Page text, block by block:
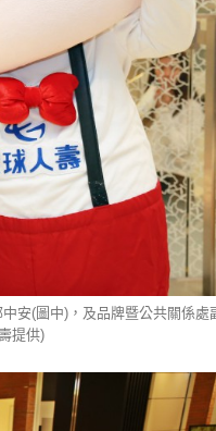
安(圖中)，及品牌暨公共關係處
提供)